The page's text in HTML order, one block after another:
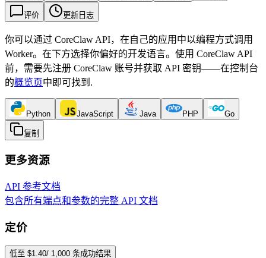
评价 更新日志
你可以通过 CoreClaw API，在自己的应用中以编程方式调用
Worker。在下方选择你偏好的开发语言。使用 CoreClaw API
前，需要先注册 CoreClaw 账号并获取 API 密钥——在控制台
的概览页中即可找到 .
Python JavaScript Java PHP Go
复制
更多资源
API 参考文档
包含所有端点和参数的完整 API 文档
定价
低至 $1.40/ 1,000 条成功结果